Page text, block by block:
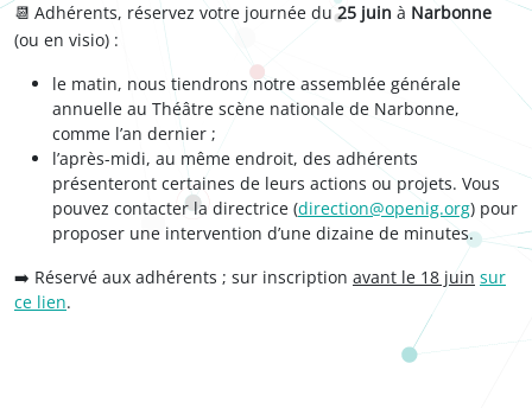
📆 Adhérents, réservez votre journée du25 juin à Narbonne
(ou en visio) :
le matin, nous tiendrons notre assemblée générale
annuelle au Théâtre scène nationale de Narbonne,
comme l’an dernier ;
l’après-midi, au même endroit, des adhérents
présenteront certaines de leurs actions ou projets. Vous
pouvez contacter la directrice (direction@openig.org) pour
proposer une intervention d’une dizaine de minutes.
➡️ Réservé aux adhérents ; sur inscription avant le 18 juin sur
ce lien.